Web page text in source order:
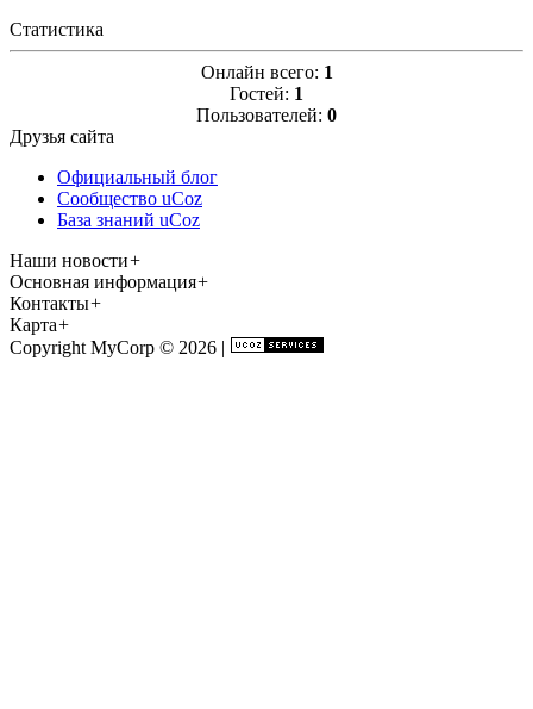
Статистика
Онлайн всего: 1
Гостей: 1
Пользователей: 0
Друзья сайта
Официальный блог
Сообщество uCoz
База знаний uCoz
Наши новости+
Основная информация+
Контакты+
Карта+
Copyright MyCorp © 2026 |